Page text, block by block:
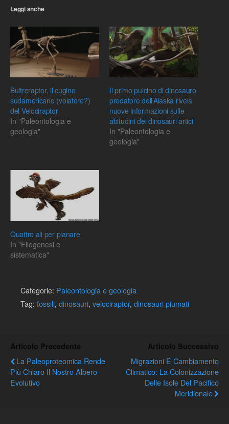
Leggi anche
Buitreraptor, il cugino
sudamericano (volatore?)
del Velociraptor
In "Paleontologia e
geologia"
Il primo pulcino di dinosauro
predatore dell’Alaska rivela
nuove informazioni sulle
abitudini dei dinosauri artici
In "Paleontologia e
geologia"
Quattro ali per planare
In "Filogenesi e
sistematica"
Categorie: Paleontologia e geologia
Tag: fossili, dinosauri, velociraptor, dinosauri piumati
Articolo Precedente
La Paleoproteomica Rende
Più Chiaro Il Nostro Albero
Evolutivo
Articolo Successivo
Migrazioni E Cambiamento
Climatico: La Colonizzazione
Delle Isole Del Pacifico
Meridionale